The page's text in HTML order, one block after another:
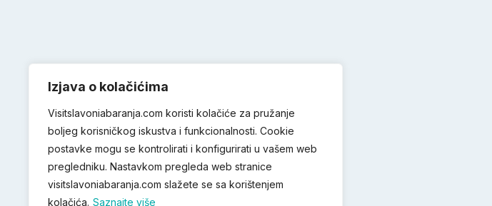
Izjava o kolačićima
Visitslavoniabaranja.com koristi kolačiće za pružanje
boljeg korisničkog iskustva i funkcionalnosti. Cookie
postavke mogu se kontrolirati i konfigurirati u vašem web
pregledniku. Nastavkom pregleda web stranice
visitslavoniabaranja.com slažete se sa korištenjem
kolačića. Saznajte više